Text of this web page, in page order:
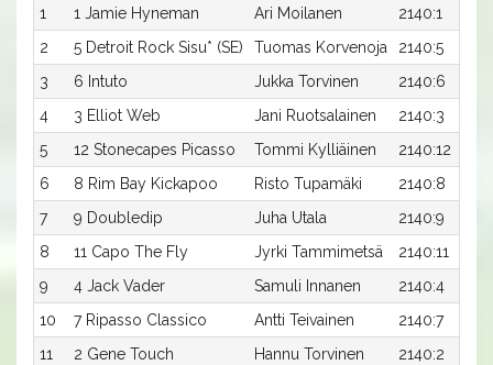
1
1 Jamie Hyneman Ari Moilanen
2140:1
2
5 Detroit Rock Sisu* (SE) Tuomas Korvenoja
2140:5
3
6 Intuto Jukka Torvinen
2140:6
4
3 Elliot Web Jani Ruotsalainen
2140:3
5
12 Stonecapes Picasso Tommi Kylliäinen
2140:12
6
8 Rim Bay Kickapoo Risto Tupamäki
2140:8
7
9 Doubledip Juha Utala
2140:9
8
11 Capo The Fly Jyrki Tammimetsä
2140:11
9
4 Jack Vader Samuli Innanen
2140:4
10
7 Ripasso Classico Antti Teivainen
2140:7
11
2 Gene Touch Hannu Torvinen 2140:2